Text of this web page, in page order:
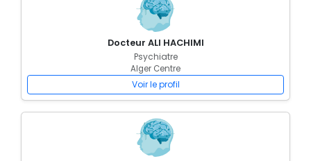
Docteur ALI HACHIMI
Psychiatre
Alger Centre
Voir le profil